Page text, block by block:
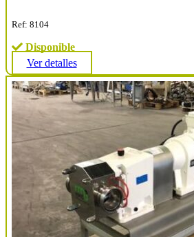
Ref: 8104
Disponible
Ver detalles